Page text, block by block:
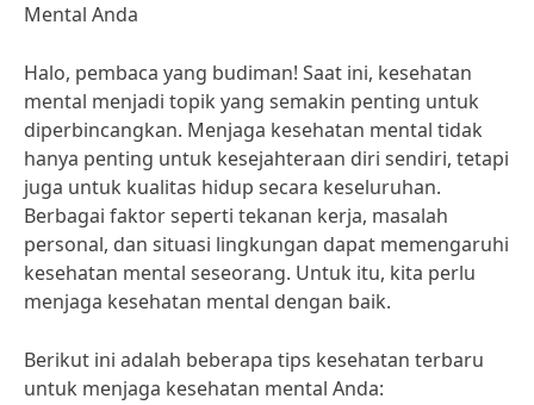
Mental Anda
Halo, pembaca yang budiman! Saat ini, kesehatan
mental menjadi topik yang semakin penting untuk
diperbincangkan. Menjaga kesehatan mental tidak
hanya penting untuk kesejahteraan diri sendiri, tetapi
juga untuk kualitas hidup secara keseluruhan.
Berbagai faktor seperti tekanan kerja, masalah
personal, dan situasi lingkungan dapat memengaruhi
kesehatan mental seseorang. Untuk itu, kita perlu
menjaga kesehatan mental dengan baik.
Berikut ini adalah beberapa tips kesehatan terbaru
untuk menjaga kesehatan mental Anda: